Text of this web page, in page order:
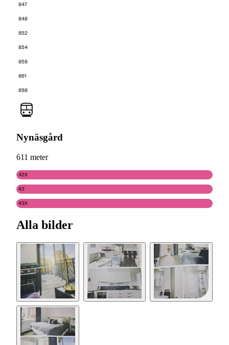
847
848
852
854
858
861
898
Nynäsgård
611 meter
42X
43
43X
Alla bilder